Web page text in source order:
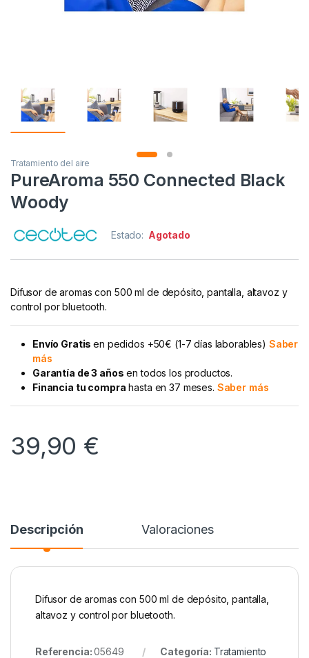
Tratamiento del aire
PureAroma 550 Connected Black
Woody
Estado: Agotado
Difusor de aromas con 500 ml de depósito, pantalla, altavoz y
control por bluetooth.
Envío Gratisen pedidos +50€ (1-7 días laborables) Saber
más
Garantía de 3 años en todos los productos.
Financia tu compra hasta en 37 meses. Saber más
39,90 €
Descripción Valoraciones
Difusor de aromas con 500 ml de depósito, pantalla,
altavoz y control por bluetooth.
Referencia:05649 Categoría: Tratamiento